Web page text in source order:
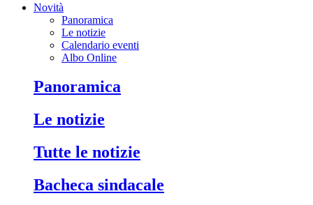
Novità
Panoramica
Le notizie
Calendario eventi
Albo Online
panoramica
le notizie
tutte le notizie
bacheca sindacale